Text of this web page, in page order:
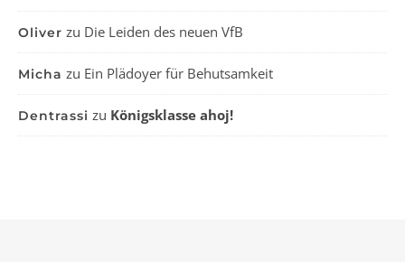
Oliver zu Die Leiden des neuen VfB
Micha zu Ein Plädoyer für Behutsamkeit
Dentrassi zu Königsklasse ahoj!